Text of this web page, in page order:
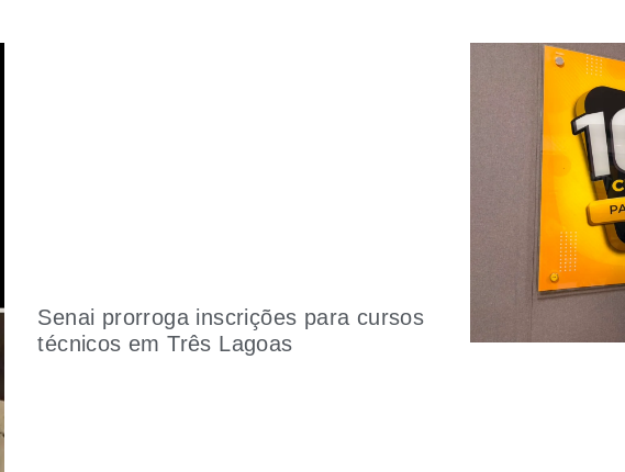
Senai prorroga inscrições para cursos
técnicos em Três Lagoas